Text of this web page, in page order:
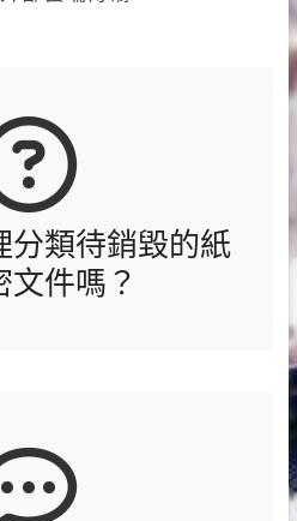
分類待銷毀的紙
文件嗎？